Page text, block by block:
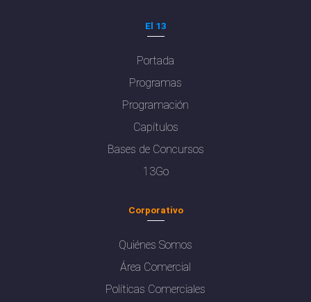
El 13
Portada
Programas
Programación
Capítulos
Bases de Concursos
13Go
Corporativo
Quiénes Somos
Área Comercial
Políticas Comerciales